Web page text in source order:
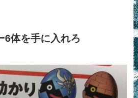
6体を手に入れろ